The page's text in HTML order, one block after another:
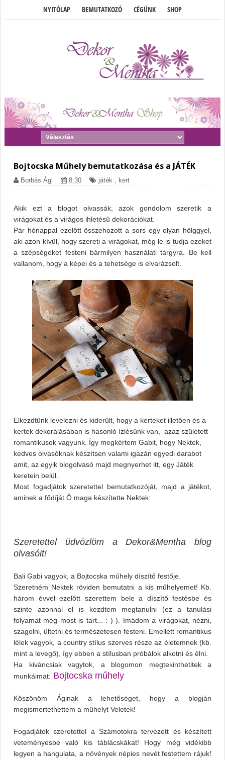
NYITÓLAP BEMUTATKOZÓ CÉGÜNK SHOP
Bojtocska Műhely bemutatkozása és a JÁTÉK
Borbás Ági 8:30 játék , kert
Akik ezt a blogot olvassák, azok gondolom szeretik a
virágokat és a virágos ihletésű dekorációkat.
Pár hónappal ezelőtt összehozott a sors egy olyan hölggyel,
aki azon kívűl, hogy szereti a virágokat, még le is tudja ezeket
a szépségeket festeni bármilyen használati tárgyra. Be kell
vallanom, hogy a képei és a tehetsége is elvarázsolt.
Elkezdtünk levelezni és kiderült, hogy a kerteket illetően és a
kertek dekorálásában is hasonló ízlésűnk van, azaz született
romantikusok vagyunk. Így megkértem Gabit, hogy Nektek,
kedves olvasóknak készítsen valami igazán egyedi darabot
amit, az egyik blogolvasó majd megnyerhet itt, egy Játék
keretein belül.
Most fogadjátok szeretettel bemutatkozóját, majd a játékot,
aminek a fődíját Ő maga készítette Nektek:
Szeretettel üdvözlöm a Dekor&Mentha blog
olvasóit!
Bali Gabi vagyok, a Bojtocska műhely díszítő festője.
Szeretném Nektek röviden bemutatni a kis műhelyemet! Kb.
három évvel ezelőtt szerettem bele a díszítő festésbe és
szinte azonnal el is kezdtem megtanulni (ez a tanulási
folyamat még most is tart... : ) ). Imádom a virágokat, nézni,
szagolni, ültetni és természetesen festeni. Emellett romantikus
lélek vagyok, a country stílus szerves része az életemnek (kb.
mint a levegő), így ebben a stílusban próbálok alkotni és élni.
Ha kiváncsiak vagytok, a blogomon megtekinthetitek a
munkáimat: Bojtocska műhely
Köszönöm Áginak a lehetőséget, hogy a blogján
megismertethettem a műhelyt Veletek!
Fogadjátok szeretettel a Számotokra tervezett és készített
veteményesbe való kis táblácskákat! Hogy még vidékibb
legyen a hangulata, a növények népies nevét festettem rájuk!